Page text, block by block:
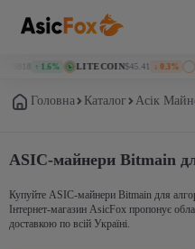
↑ 1.6% LITECOIN$45.41 ↓ 0.3%
Головна Каталог Асік
ASIC-майнери Bitmain
Купуйте ASIC-майнери Bitmain для
Інтернет-магазин AsicFox пропонує
доставкою по всій Україні.